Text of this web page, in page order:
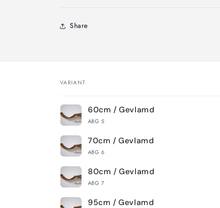
Share
Je
winkelwagen
VARIANT
60cm / Gevlamd
ABG 5
70cm / Gevlamd
ABG 6
80cm / Gevlamd
ABG 7
95cm / Gevlamd